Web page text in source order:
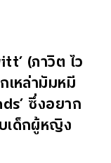
(ภาวิต ไว
เหล่ามัมหมี
ซึ่งอยาก
เด็กผู้หญิง